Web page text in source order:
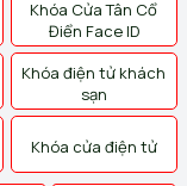
Khóa Cửa Tân Cổ
Điển Face ID
Khóa điện tử khách
sạn
Khóa cửa điện tử